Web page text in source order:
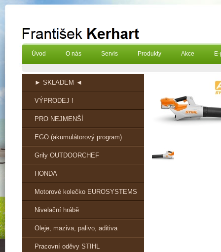
Úvod O nás Servis Produkty Akce
► SKLADEM ◄
VÝPRODEJ !
PRO NEJMENŠÍ
EGO (akumulátorový program)
Grily OUTDOORCHEF
HONDA
Motorové kolečko EUROSYSTEMS
Nivelační hrábě
Oleje, maziva, palivo, aditiva
Pracovní oděvy STIHL